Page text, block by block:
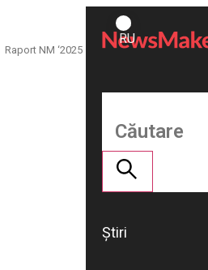
Raport NM ‘2025
ROMÂNĂ
RU
Susține
NM
Știri